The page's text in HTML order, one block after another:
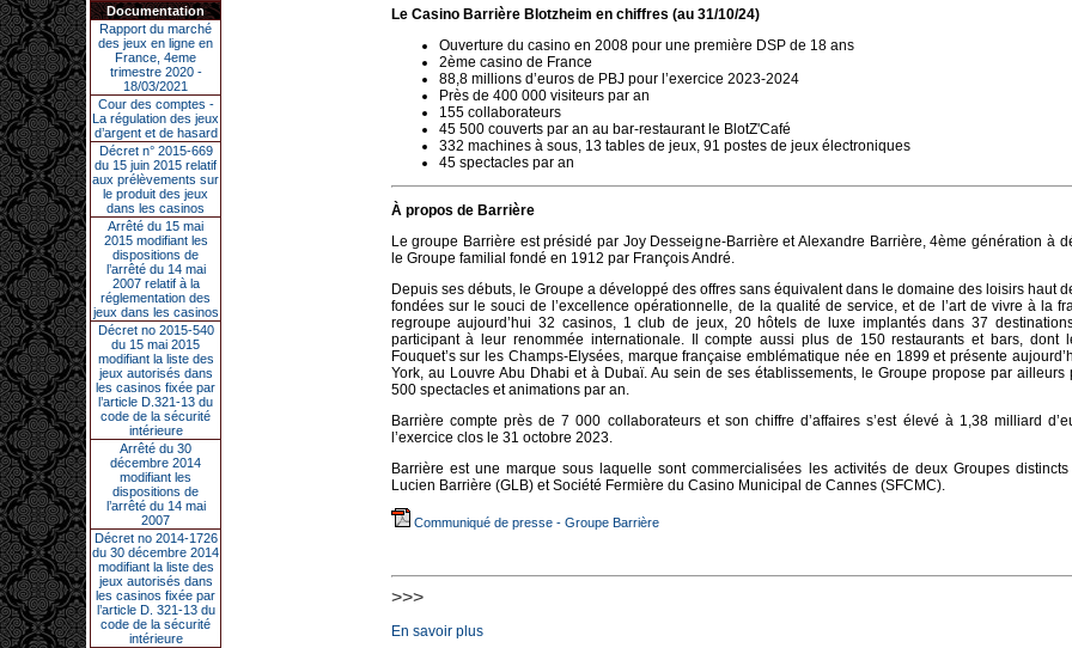
Documentation
Rapport du marché
des jeux en ligne en
France, 4eme
trimestre 2020 -
18/03/2021
Cour des comptes -
La régulation des jeux
d’argent et de hasard
Décret n° 2015-669
du 15 juin 2015 relatif
aux prélèvements sur
le produit des jeux
dans les casinos
Arrêté du 15 mai
2015 modifiant les
dispositions de
l’arrêté du 14 mai
2007 relatif à la
réglementation des
jeux dans les casinos
Décret no 2015-540
du 15 mai 2015
modifiant la liste des
jeux autorisés dans
les casinos fixée par
l’article D.321-13 du
code de la sécurité
intérieure
Arrêté du 30
décembre 2014
modifiant les
dispositions de
l’arrêté du 14 mai
2007
Décret no 2014-1726
du 30 décembre 2014
modifiant la liste des
jeux autorisés dans
les casinos fixée par
l’article D. 321-13 du
code de la sécurité
intérieure
Le Casino Barrière Blotzheim en chiffres (au 31/10/24)
Ouverture du casino en 2008 pour une première DSP de 18 ans
2ème casino de France
88,8 millions d’euros de PBJ pour l’exercice 2023-2024
Près de 400 000 visiteurs par an
155 collaborateurs
45 500 couverts par an au bar-restaurant le BlotZ'Café
332 machines à sous, 13 tables de jeux, 91 postes de jeux électroniques
45 spectacles par an
À propos de Barrière
Le groupe Barrière est présidé par Joy Desseigne-Barrière et Alexandre Barrière, 4ème génération à
le Groupe familial fondé en 1912 par François André.
Depuis ses débuts, le Groupe a développé des offres sans équivalent dans le domaine des loisirs haut
fondées sur le souci de l’excellence opérationnelle, de la qualité de service, et de l’art de vivre à la
regroupe aujourd’hui 32 casinos, 1 club de jeux, 20 hôtels de luxe implantés dans 37
participant à leur renommée internationale. Il compte aussi plus de 150 restaurants et bars, dont
Fouquet’s sur les Champs-Elysées, marque française emblématique née en 1899 et présente
York, au Louvre Abu Dhabi et à Dubaï. Au sein de ses établissements, le Groupe propose par ailleurs
500 spectacles et animations par an.
Barrière compte près de 7 000 collaborateurs et son chiffre d’affaires s’est élevé à 1,38 milliard
l’exercice clos le 31 octobre 2023.
Barrière est une marque sous laquelle sont commercialisées les activités de deux Groupes
Lucien Barrière (GLB) et Société Fermière du Casino Municipal de Cannes (SFCMC).
Communiqué de presse - Groupe Barrière
>>>
En savoir plus